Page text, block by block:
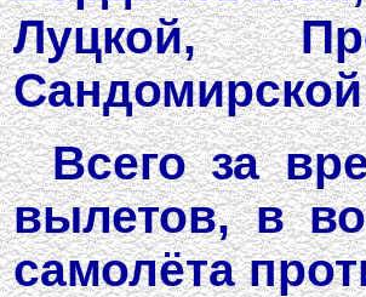
Луцкой,
Всего за
вылетов, в
самолёта